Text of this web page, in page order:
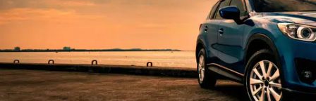
Bursa
Çanakkale
Çankırı
Çorum